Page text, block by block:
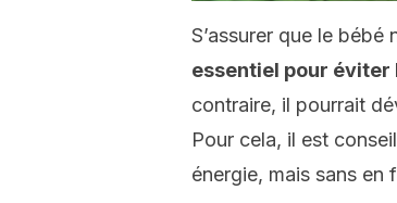
S’assurer que le
essentiel pour éviter
contraire, il pourrait
Pour cela, il est
énergie, mais sans en